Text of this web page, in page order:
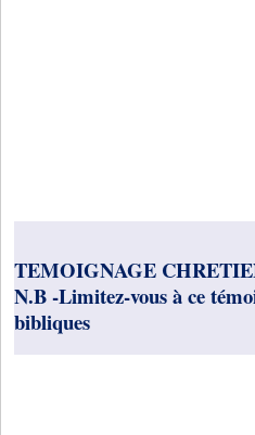
TEMOIGNAGE
N.B -Limitez-vous à ce
bibliques